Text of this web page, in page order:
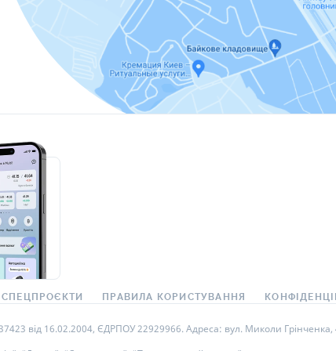
ДЕБЕТОВИХ
ОГЛЯД
ПО
ПУТІВНИКИ ПО
СТРАХУВАННЮ
ВСІ СТРАХОВІ ПОЛІСИ
СТРАХОВІ КОМПАНІЇ
СПЕЦПРОЄКТИ ПРАВИЛА КОРИСТУВАННЯ
від 16.02.2004, ЄДРПОУ 22929966. Адреса: вул. Миколи Грінченка,